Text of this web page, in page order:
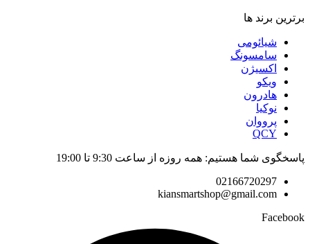
برترین برند ها
شیائومی
سامسونگ
اکسیژن
ویکو
هادرون
نوکیا
پرووان
QCY
پاسخگوی شما هستیم: همه روزه از ساعت 9:30 تا 19:00
02166720297
kiansmartshop@gmail.com
Facebook